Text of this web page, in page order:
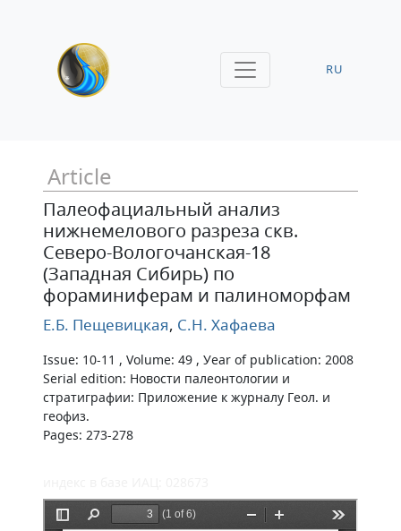
RU
Article
Палеофациальный анализ
нижнемелового разреза скв.
Северо-Вологочанская-18
(Западная Сибирь) по
фораминиферам и палиноморфам
Е.Б. Пещевицкая, С.Н. Хафаева
Issue: 10-11 , Volume: 49 , Уear of publication: 2008
Serial edition: Новости палеонтологии и
стратиграфии: Приложение к журналу Геол. и
геофиз.
Pages: 273-278